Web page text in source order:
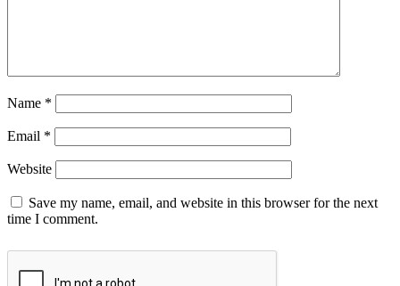
Name *
Email *
Website
Save my name, email, and website in this browser for the next
time I comment.